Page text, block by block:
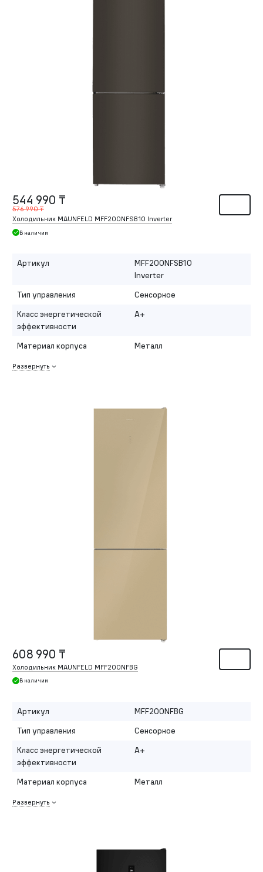
544 990 ₸
576 990 ₸
Холодильник MAUNFELD MFF200NFSB10 Inverter
В наличии
Артикул
MFF200NFSB10
Inverter
Тип управления
Сенсорное
Класс энергетической
эффективности
A+
Материал корпуса Металл
Развернуть
608 990 ₸
Холодильник MAUNFELD MFF200NFBG
В наличии
Артикул
MFF200NFBG
Тип управления
Сенсорное
Класс энергетической
эффективности
A+
Материал корпуса Металл
Развернуть